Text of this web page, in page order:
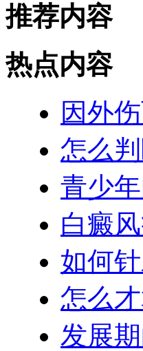
推荐内容
热点内容
因外
怎么
青少
白癜
如何
怎么
发展